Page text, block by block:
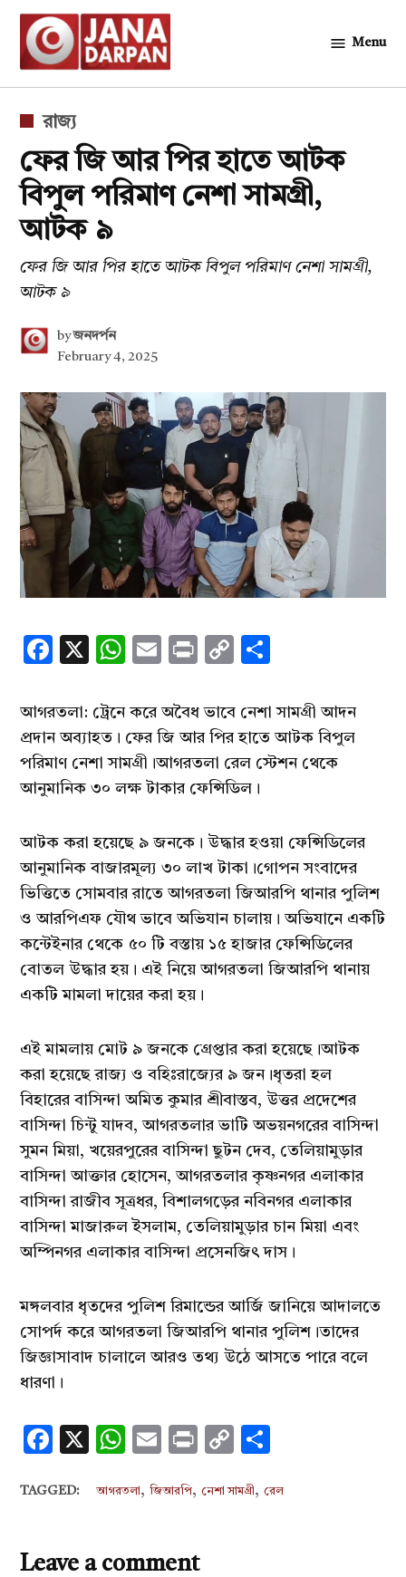
Skip
content
Menu
POSTED
রাজ্য
ফের জি আর পির হাতে আটক
বিপুল পরিমাণ নেশা সামগ্রী,
আটক ৯
ফের জি আর পির হাতে আটক বিপুল পরিমাণ নেশা সামগ্রী,
আটক ৯
by জনদর্পন
February 4, 2025
Facebook
X WhatsApp
EmailPrintCopy
আগরতলা: ট্রেনে করে অবৈধ ভাবে নেশা সামগ্রী আদন
প্রদান অব্যাহত। ফের জি আর পির হাতে আটক বিপুল
পরিমাণ নেশা সামগ্রী।আগরতলা রেল স্টেশন থেকে
আনুমানিক ৩০ লক্ষ টাকার ফেন্সিডিল।
আটক করা হয়েছে ৯ জনকে। উদ্ধার হওয়া ফেন্সিডিলের
আনুমানিক বাজারমূল্য ৩০ লাখ টাকা।গোপন সংবাদের
ভিত্তিতে সোমবার রাতে আগরতলা জিআরপি থানার পুলিশ
ও আরপিএফ যৌথ ভাবে অভিযান চালায়। অভিযানে একটি
কন্টেইনার থেকে ৫০ টি বস্তায় ১৫ হাজার ফেন্সিডিলের
বোতল উদ্ধার হয়। এই নিয়ে আগরতলা জিআরপি থানায়
একটি মামলা দায়ের করা হয়।
এই মামলায় মোট ৯ জনকে গ্রেপ্তার করা হয়েছে।আটক
করা হয়েছে রাজ্য ও বহিঃরাজ্যের ৯ জন।ধৃতরা হল
বিহারের বাসিন্দা অমিত কুমার শ্রীবাস্তব, উত্তর প্রদেশের
বাসিন্দা চিন্টু যাদব, আগরতলার ভাটি অভয়নগরের বাসিন্দা
সুমন মিয়া, খয়েরপুরের বাসিন্দা ছুটন দেব, তেলিয়ামুড়ার
বাসিন্দা আক্তার হোসেন, আগরতলার কৃষ্ণনগর এলাকার
বাসিন্দা রাজীব সূত্রধর, বিশালগড়ের নবিনগর এলাকার
বাসিন্দা মাজারুল ইসলাম, তেলিয়ামুড়ার চান মিয়া এবং
অম্পিনগর এলাকার বাসিন্দা প্রসেনজিৎ দাস।
মঙ্গলবার ধৃতদের পুলিশ রিমান্ডের আর্জি জানিয়ে আদালতে
সোপর্দ করে আগরতলা জিআরপি থানার পুলিশ।তাদের
জিজ্ঞাসাবাদ চালালে আরও তথ্য উঠে আসতে পারে বলে
ধারণা।
Facebook
X WhatsApp
EmailPrintCopy
TAGGED: আগরতলা ,জিআরপি, নেশা সামগ্রী, রেল
Leave a comment